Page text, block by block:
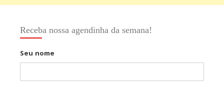
Receba nossa agendinha da semana!
Seu nome